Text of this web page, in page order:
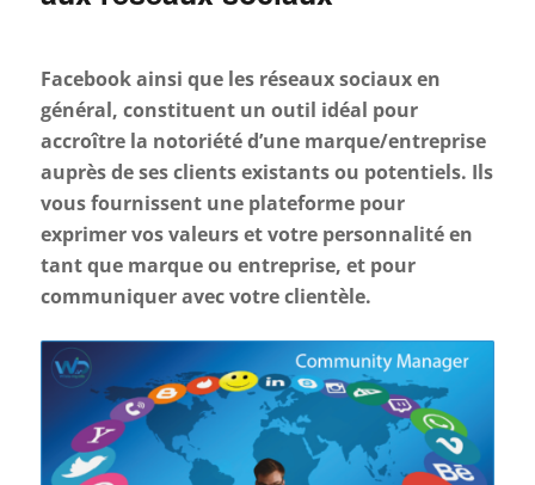
Facebook ainsi que les réseaux sociaux en
général, constituent un outil idéal pour
accroître la notoriété d’une marque/entreprise
auprès de ses clients existants ou potentiels. Ils
vous fournissent une plateforme pour
exprimer vos valeurs et votre personnalité en
tant que marque ou entreprise, et pour
communiquer avec votre clientèle.